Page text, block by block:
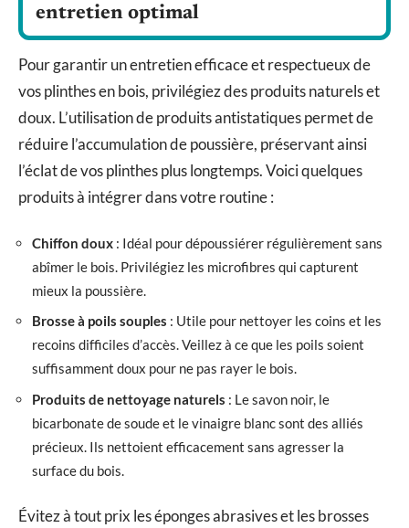
entretien optimal
Pour garantir un entretien efficace et respectueux de
vos plinthes en bois, privilégiez des produits naturels et
doux. L’utilisation de produits antistatiques permet de
réduire l’accumulation de poussière, préservant ainsi
l’éclat de vos plinthes plus longtemps. Voici quelques
produits à intégrer dans votre routine :
Chiffon doux : Idéal pour dépoussiérer régulièrement sans
abîmer le bois. Privilégiez les microfibres qui capturent
mieux la poussière.
Brosse à poils souples : Utile pour nettoyer les coins et les
recoins difficiles d’accès. Veillez à ce que les poils soient
suffisamment doux pour ne pas rayer le bois.
Produits de nettoyage naturels : Le savon noir, le
bicarbonate de soude et le vinaigre blanc sont des alliés
précieux. Ils nettoient efficacement sans agresser la
surface du bois.
Évitez à tout prix les éponges abrasives et les brosses